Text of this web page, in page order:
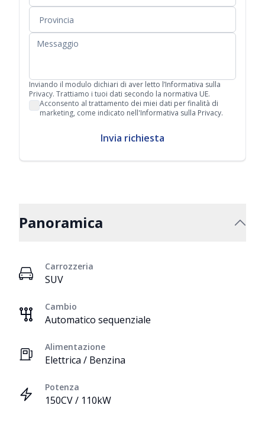
Inviando il modulo dichiari di aver letto l’Informativa sulla
Privacy. Trattiamo i tuoi dati secondo la normativa UE.
Acconsento al trattamento dei miei dati per finalità di
marketing, come indicato nell'Informativa sulla Privacy.
Invia richiesta
Panoramica
Carrozzeria
SUV
Cambio
Automatico sequenziale
Alimentazione
Elettrica / Benzina
Potenza
150CV / 110kW